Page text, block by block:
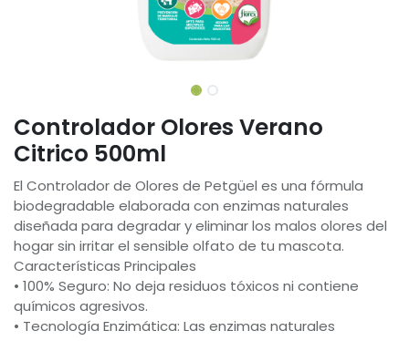
Controlador Olores Verano
Citrico 500ml
El Controlador de Olores de Petgüel es una fórmula
biodegradable elaborada con enzimas naturales
diseñada para degradar y eliminar los malos olores del
hogar sin irritar el sensible olfato de tu mascota.
Características Principales
• 100% Seguro: No deja residuos tóxicos ni contiene
químicos agresivos.
• Tecnología Enzimática: Las enzimas naturales